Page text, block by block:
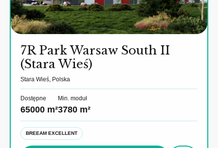
7R Park Warsaw South II
(Stara Wieś)
Stara Wieś, Polska
Dostępne
65000 m²
Min. moduł
3780 m²
BREEAM EXCELLENT